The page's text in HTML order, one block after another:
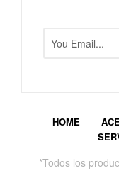
HOME
*Todos los